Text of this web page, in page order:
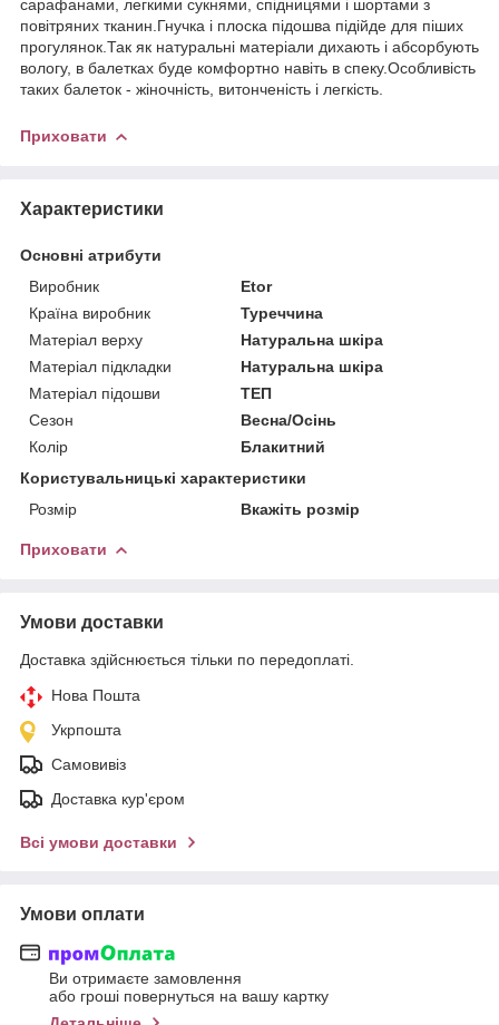
сарафанами, легкими сукнями, спідницями і шортами з
повітряних тканин.Гнучка і плоска підошва підійде для піших
прогулянок.Так як натуральні матеріали дихають і абсорбують
вологу, в балетках буде комфортно навіть в спеку.Особливість
таких балеток - жіночність, витонченість і легкість.
Приховати
Характеристики
Основні атрибути
Виробник
Etor
Країна виробник
Туреччина
Матеріал верху
Натуральна шкіра
Матеріал підкладки
Натуральна шкіра
Матеріал підошви
ТЕП
Сезон
Весна/Осінь
Колір
Блакитний
Користувальницькі характеристики
Розмір
Вкажіть розмір
Приховати
Умови доставки
Доставка здійснюється тільки по передоплаті.
Нова Пошта
Укрпошта
Самовивіз
Доставка кур'єром
Всі умови доставки
Умови оплати
Ви отримаєте замовлення
або гроші повернуться на вашу картку